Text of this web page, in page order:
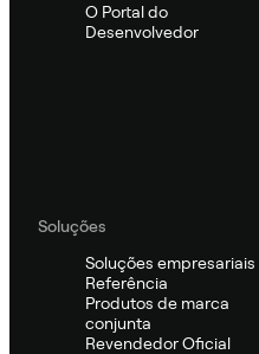
O Portal do
Desenvolvedor
Soluções
Soluções empresariais
Referência
Produtos de marca
conjunta
Revendedor Oficial